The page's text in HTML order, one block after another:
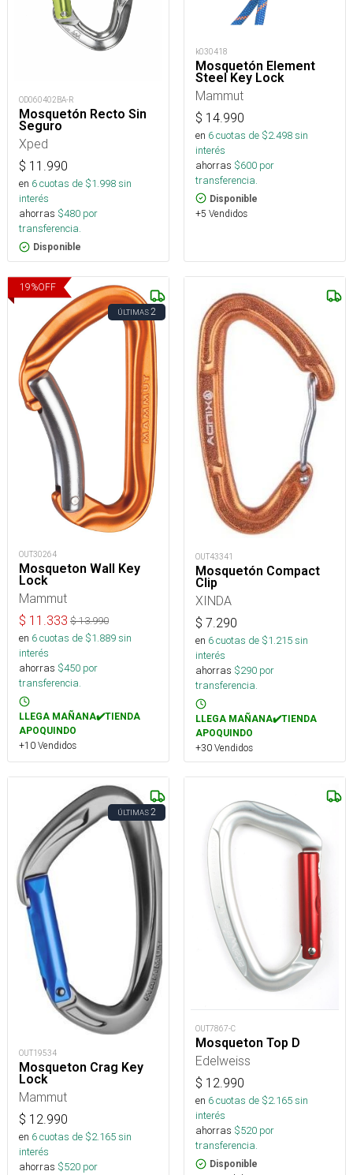
OD060402BA-R
Mosquetón Recto Sin
Seguro
Xped
$ 11.990
en 6cuotas de $1.998sin
interés
ahorras $480 por
transferencia.
Disponible
k030418
Mosquetón Element
Steel Key Lock
Mammut
$ 14.990
en 6cuotas de $2.498sin
interés
ahorras $600 por
transferencia.
Disponible
+5 Vendidos
19%OFF
ÚLTIMAS2
OUT30264
Mosqueton Wall Key
Lock
Mammut
$ 11.333 $13.990
en 6cuotas de $1.889sin
interés
ahorras $450 por
transferencia.
LLEGA MAÑANA✔️TIENDA
APOQUINDO
+10 Vendidos
OUT43341
Mosquetón Compact
Clip
XINDA
$ 7.290
en 6cuotas de $1.215sin
interés
ahorras $290 por
transferencia.
LLEGA MAÑANA✔️TIENDA
APOQUINDO
+30 Vendidos
ÚLTIMAS2
OUT19534
Mosqueton Crag Key
Lock
Mammut
$ 12.990
en 6cuotas de $2.165sin
interés
ahorras $520 por
OUT7867-C
Mosqueton Top D
Edelweiss
$ 12.990
en 6cuotas de $2.165sin
interés
ahorras $520 por
transferencia.
Disponible